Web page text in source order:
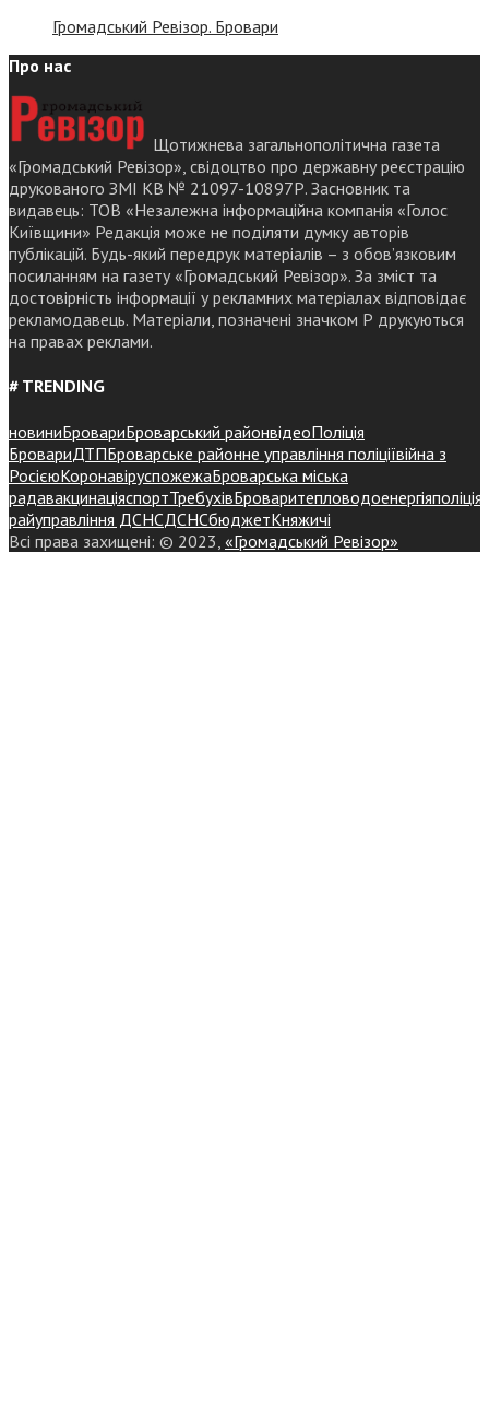
Громадський Ревізор. Бровари
Про нас
Щотижнева загальнополітична газета
«Громадський Ревізор», свідоцтво про державну реєстрацію
друкованого ЗМІ КВ № 21097-10897Р. Засновник та
видавець: ТОВ «Незалежна інформаційна компанія «Голос
Київщини» Редакція може не поділяти думку авторів
публікацій. Будь-який передрук матеріалів – з обов’язковим
посиланням на газету «Громадський Ревізор». За зміст та
достовірність інформації у рекламних матеріалах відповідає
рекламодавець. Матеріали, позначені значком Р друкуються
на правах реклами.
# TRENDING
новиниБровариБроварський районвідеоПоліція
БровариДТПБроварське районне управління поліціївійна з
РосієюКоронавіруспожежаБроварська міська
радавакцинаціяспортТребухівБроваритепловодоенергіяполіція
райуправління ДСНСДСНСбюджетКняжичі
Всі права захищені: © 2023, «Громадський Ревізор»